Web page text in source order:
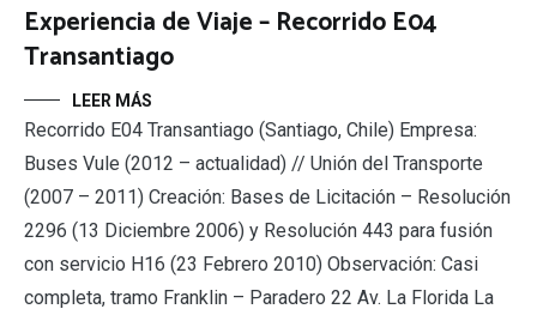
Experiencia de Viaje – Recorrido E04
Transantiago
LEER MÁS
Recorrido E04 Transantiago (Santiago, Chile) Empresa:
Buses Vule (2012 – actualidad) // Unión del Transporte
(2007 – 2011) Creación: Bases de Licitación – Resolución
2296 (13 Diciembre 2006) y Resolución 443 para fusión
con servicio H16 (23 Febrero 2010) Observación: Casi
completa, tramo Franklin – Paradero 22 Av. La Florida La